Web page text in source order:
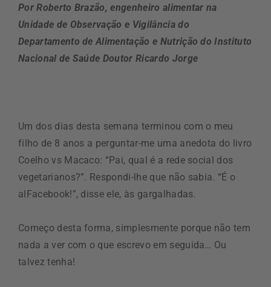
Por Roberto Brazão, engenheiro alimentar na
Unidade de Observação e Vigilância do
Departamento de Alimentação e Nutrição do Instituto
Nacional de Saúde Doutor Ricardo Jorge
Um dos dias desta semana terminou com o meu
filho de 8 anos a perguntar-me uma anedota do livro
Coelho vs Macaco: “Pai, qual é a rede social dos
vegetarianos?”. Respondi-lhe que não sabia. “É o
alFacebook!”, disse ele, às gargalhadas.
Começo desta forma, simplesmente porque não tem
nada a ver com o que escrevo em seguida… Ou
talvez tenha!